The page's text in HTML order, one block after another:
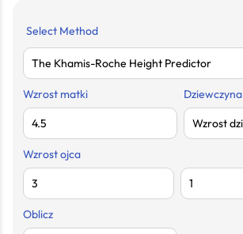
Select Method
Wzrost matki Dziewczyna
Wzrost ojca
Oblicz